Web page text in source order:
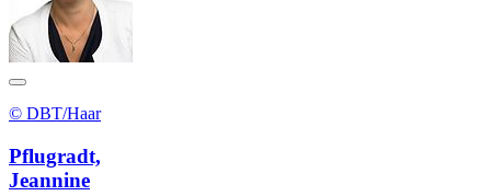
© DBT/Haar
Pflugradt,
Jeannine